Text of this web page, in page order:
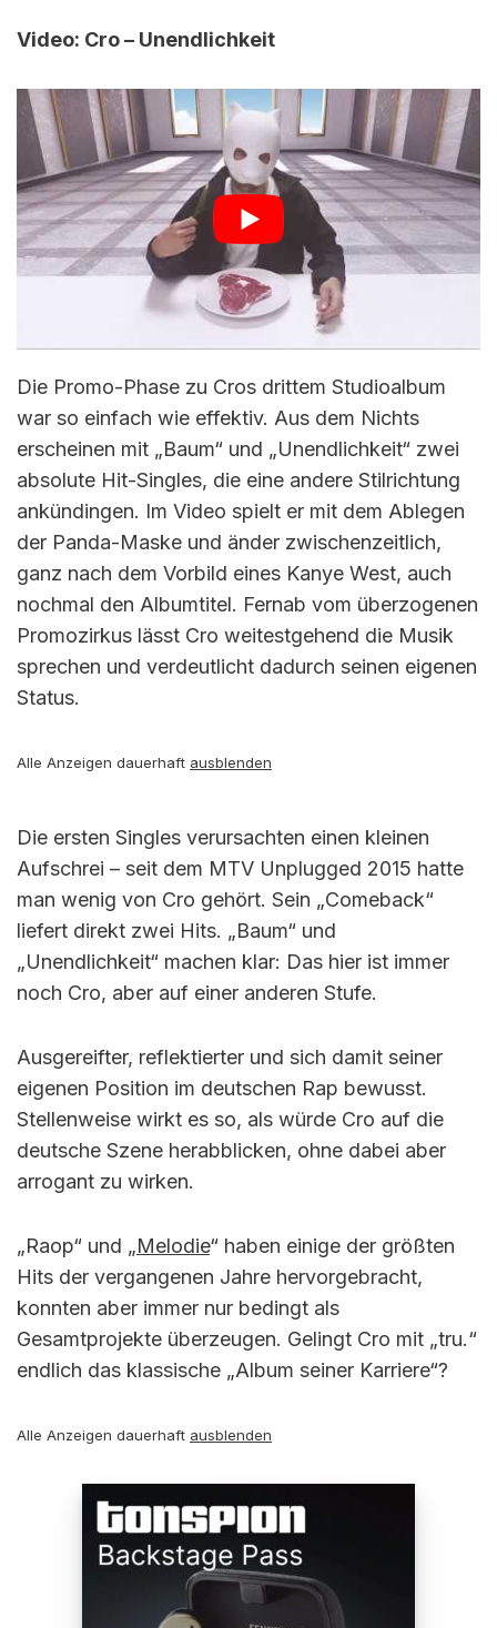
Video: Cro – Unendlichkeit
Die Promo-Phase zu Cros drittem Studioalbum
war so einfach wie effektiv. Aus dem Nichts
erscheinen mit „Baum“ und „Unendlichkeit“ zwei
absolute Hit-Singles, die eine andere Stilrichtung
ankündingen. Im Video spielt er mit dem Ablegen
der Panda-Maske und änder zwischenzeitlich,
ganz nach dem Vorbild eines Kanye West, auch
nochmal den Albumtitel. Fernab vom überzogenen
Promozirkus lässt Cro weitestgehend die Musik
sprechen und verdeutlicht dadurch seinen eigenen
Status.
Alle Anzeigen dauerhaft ausblenden
Die ersten Singles verursachten einen kleinen
Aufschrei – seit dem MTV Unplugged 2015 hatte
man wenig von Cro gehört. Sein „Comeback“
liefert direkt zwei Hits. „Baum“ und
„Unendlichkeit“ machen klar: Das hier ist immer
noch Cro, aber auf einer anderen Stufe.
Ausgereifter, reflektierter und sich damit seiner
eigenen Position im deutschen Rap bewusst.
Stellenweise wirkt es so, als würde Cro auf die
deutsche Szene herabblicken, ohne dabei aber
arrogant zu wirken.
„Raop“ und „Melodie“ haben einige der größten
Hits der vergangenen Jahre hervorgebracht,
konnten aber immer nur bedingt als
Gesamtprojekte überzeugen. Gelingt Cro mit „tru.“
endlich das klassische „Album seiner Karriere“?
Alle Anzeigen dauerhaft ausblenden